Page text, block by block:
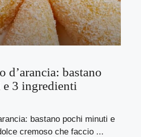
d’arancia: bastano
3 ingredienti
bastano pochi minuti e
cremoso che faccio ...